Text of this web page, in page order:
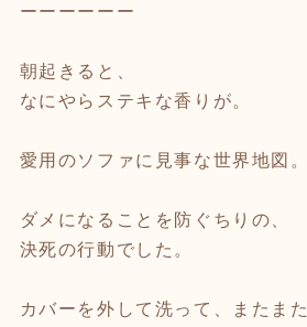
ーーーーーー
朝起きると、
なにやらステキな香りが。
愛用のソファに見事な世界地図。
ダメになることを防ぐちりの、
決死の行動でした。
カバーを外して洗って、またまた